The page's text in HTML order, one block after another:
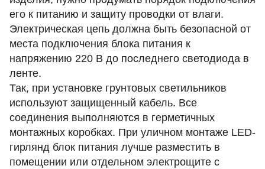
его к питанию и защиту проводки от влаги.
Электрическая цепь должна быть безопасной от
места подключения блока питания к
напряжению 220 В до последнего светодиода в
ленте.
Так, при установке грунтовых светильников
используют защищенный кабель. Все
соединения выполняются в герметичных
монтажных коробках. При уличном монтаже LED-
гирлянд блок питания лучше разместить в
помещении или отдельном электрощите с